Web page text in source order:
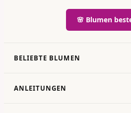
🌸 Blumen
BELIEBTE BLUMEN
ANLEITUNGEN